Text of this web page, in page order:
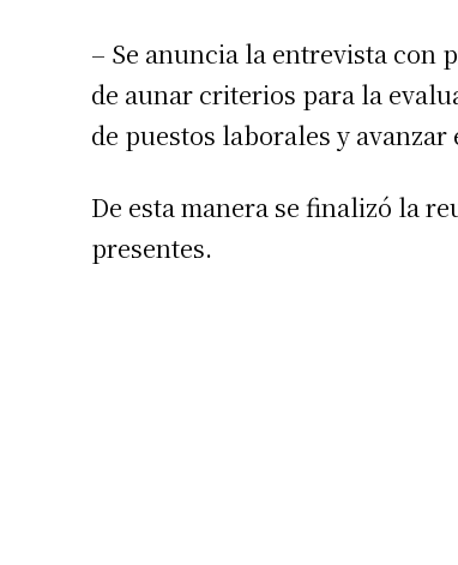
– Se anuncia la entrevista con
de aunar criterios para la
de puestos laborales y
De esta manera se finalizó la
presentes.